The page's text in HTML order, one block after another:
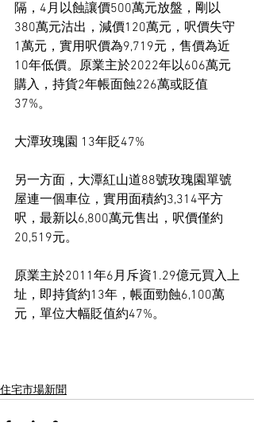
隔，4月以蝕讓價500萬元放盤，剛以
380萬元沽出，減價120萬元，呎價失守
1萬元，實用呎價為9,719元，售價為近
10年低價。原業主於2022年以606萬元
購入，持貨2年帳面蝕226萬或貶值
37%。
大潭玫瑰園 13年貶47%
另一方面，大潭紅山道88號玫瑰園單號
屋連一個車位，實用面積約3,314平方
呎，最新以6,800萬元售出，呎價僅約
20,519元。
原業主於2011年6月斥資1.29億元買入上
址，即持貨約13年，帳面勁蝕6,100萬
元，單位大幅貶值約47%。
住宅市場新聞